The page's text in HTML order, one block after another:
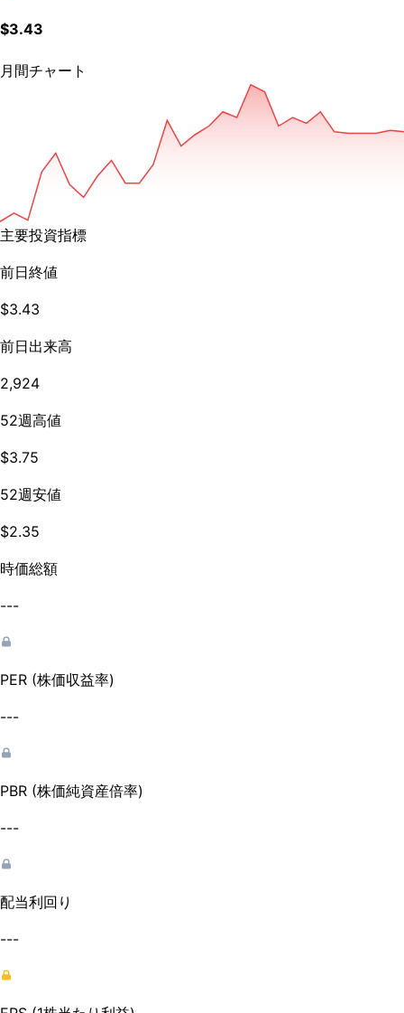
$3.43
月間チャート
主要投資指標
前日終値
$3.43
前日出来高
2,924
52週高値
$3.75
52週安値
$2.35
時価総額
---
PER (株価収益率)
---
PBR (株価純資産倍率)
---
配当利回り
---